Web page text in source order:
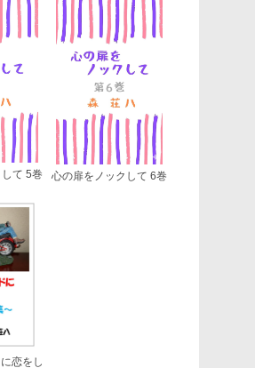
て 5巻 心の扉をノックして 6巻
恋をし